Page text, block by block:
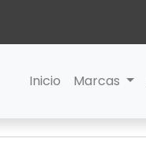
Inicio Marcas